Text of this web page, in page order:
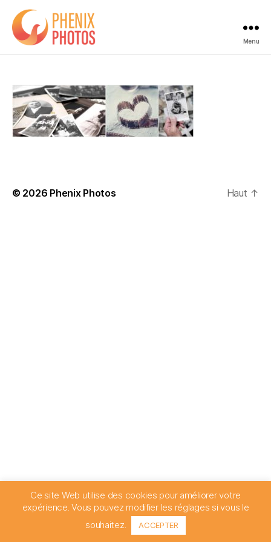
Menu
© 2026 Phenix Photos Haut ↑
Ce site Web utilise des cookies pour améliorer votre
expérience. Vous pouvez modifier les réglages si vous le
souhaitez.
ACCEPTER